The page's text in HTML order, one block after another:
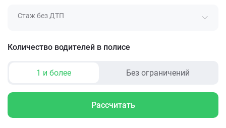
Стаж без ДТП
Количество водителей в полисе
1 и более Без ограничений
Рассчитать